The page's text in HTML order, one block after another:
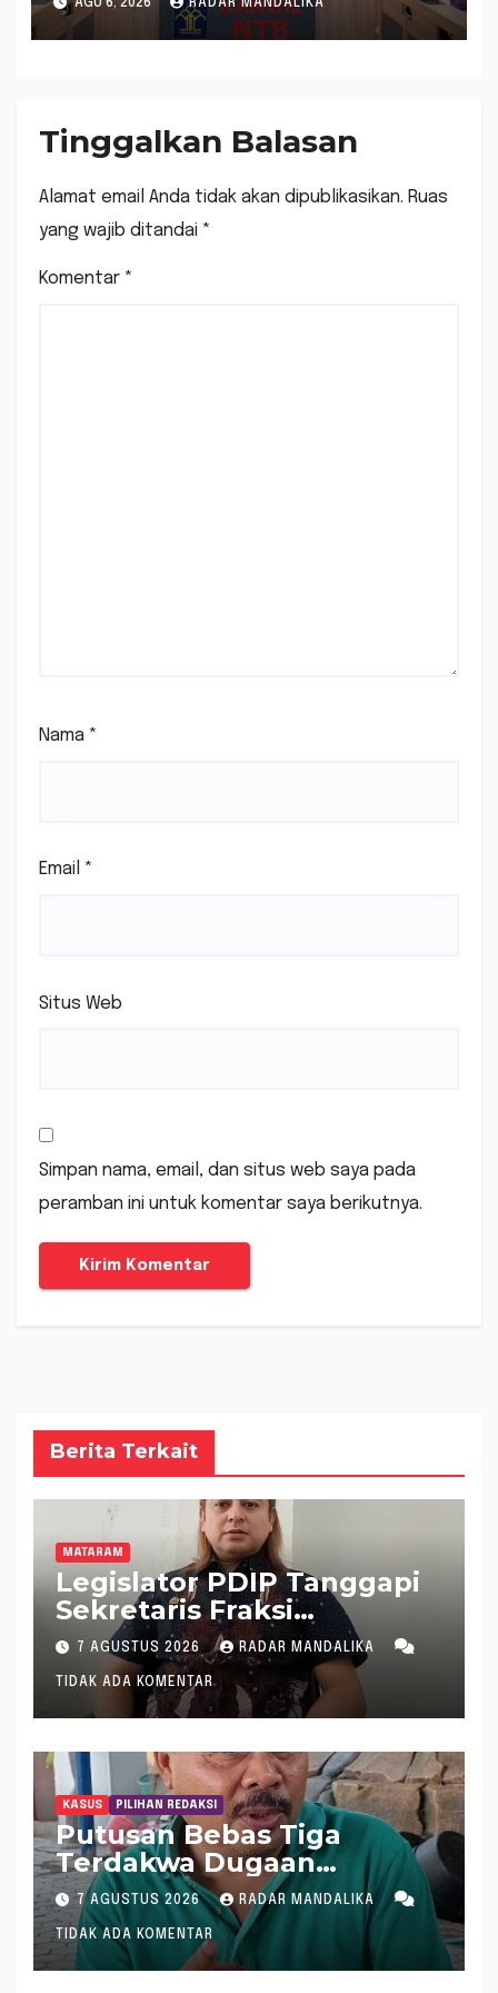
Kepastian Hukum di NTB
AGU 6, 2026 RADAR MANDALIKA
Tinggalkan Balasan
Alamat email Anda tidak akan dipublikasikan. Ruas
yang wajib ditandai *
Komentar *
Nama *
Email *
Situs Web
Simpan nama, email, dan situs web saya pada
peramban ini untuk komentar saya berikutnya.
Berita Terkait
MATARAM
Legislator PDIP Tanggapi
Sekretaris Fraksi
Demokrat : WTP Bukan
Tameng Menolak Audit
Dana Pergeseran BTT Rp
484 Miliar
7 AGUSTUS 2026 RADAR MANDALIKA
TIDAK ADA KOMENTAR
KASUS PILIHAN REDAKSI
Putusan Bebas Tiga
Terdakwa Dugaan
Gratifikasi Dana “Siluman”
DPRD NTB, Najamudin
Sebut Putusan Hakim
Aneh dan Ganjil, Bakal
7 AGUSTUS 2026 RADAR MANDALIKA
TIDAK ADA KOMENTAR